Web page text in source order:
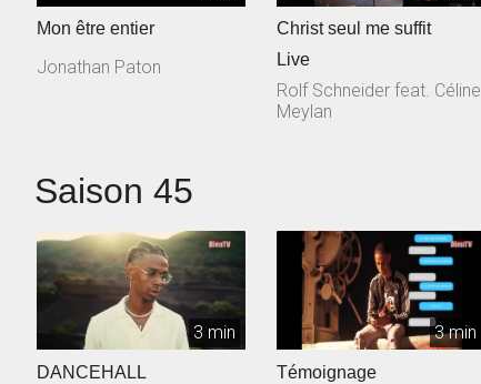
Mon être entier
Jonathan Paton
Christ seul me suffit
Live
Rolf Schneider feat. Céline
Meylan
Saison 45
3 min
DANCEHALL
3 min
Témoignage